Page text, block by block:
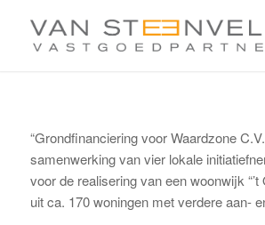
“Grondfinanciering voor Waardzone
samenwerking van vier lokale
voor de realisering van een woonwijk “’t
uit ca. 170 woningen met verdere aan-